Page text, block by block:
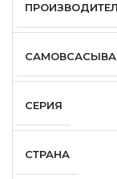
СЕРИЯ
СТРАНА